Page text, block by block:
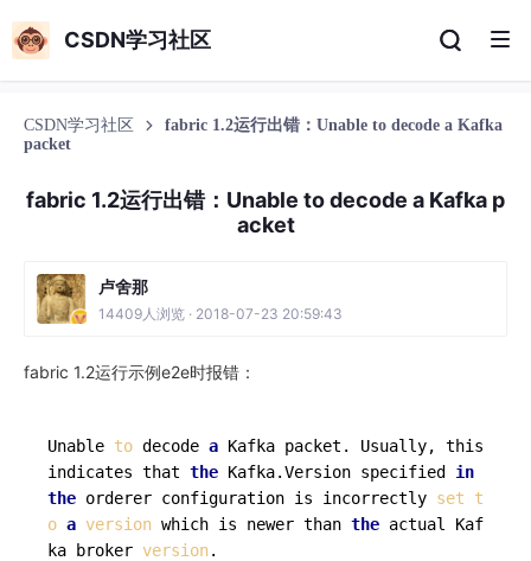
CSDN学习社区
CSDN学习社区
fabric 1.2运行出错：Unable to decode a Kafka
packet
fabric 1.2运行出错：Unable to decode a Kafka p
acket
卢舍那
14409人浏览 · 2018-07-23 20:59:43
fabric 1.2运行示例e2e时报错：
Unable to decode a Kafka packet. Usually, this
indicates that the Kafka.Version specified in
the orderer configuration is incorrectly set
t
o a version which is newer than the actual Kaf
ka broker version.